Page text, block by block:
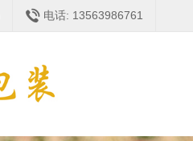
电话: 13563986761